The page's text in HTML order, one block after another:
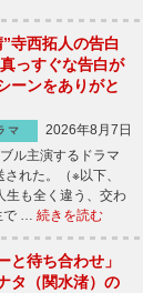
”寺西拓人の告白
っすぐな告白が
ーンをありがと
マ
2026年8月7日
ル主演するドラマ
れた。（※以下、
も全く違う、交わ
で … 続きを読む
と待ち合わせ」
タ（関水渚）の